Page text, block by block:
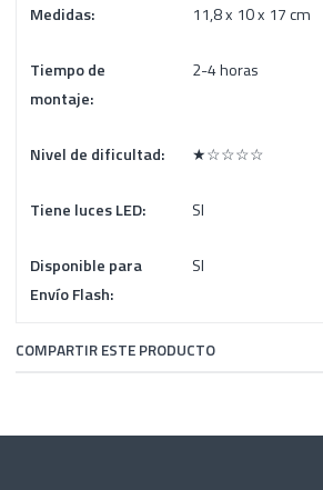
Medidas: 11,8 x 10 x 17 cm
Tiempo de
montaje:
2-4 horas
Nivel de dificultad: ★☆☆☆☆
Tiene luces LED: SI
Disponible para
Envío Flash:
SI
COMPARTIR ESTE PRODUCTO